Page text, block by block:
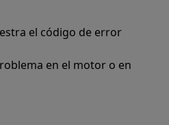
el código de error
en el motor o en